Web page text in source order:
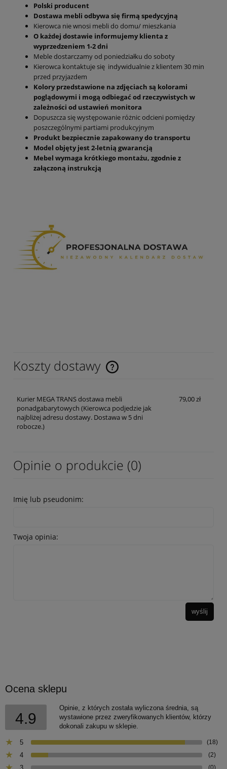
Polski producent
Dostawa mebli odbywa się firmą spedycyjną
Kierowca nie wnosi mebli do domu/ mieszkania
O każdej dostawie informujemy klienta z
wyprzedzeniem 1-2 dni
Meble dostarczamy od poniedziałku do soboty
Kierowca kontaktuje się indywidualnie z klientem 30 min
przed przyjazdem
Kolory przedstawione na zdjęciach są kolorami
poglądowymi i mogą odbiegać od rzeczywistych w
zależności od ustawień monitora
Dopuszcza się występowanie różnic odcieni pomiędzy
poszczególnymi partiami produkcyjnym
Produkt bezpiecznie zapakowany do transportu
Model objęty jest 2-letnią gwarancją
Mebel wymaga krótkiego montażu, zgodnie z
załączoną instrukcją
Koszty dostawy
Cena nie zawiera ewentualnych kosztów płatności
Kurier MEGA TRANS dostawa mebli
ponadgabarytowych (Kierowca podjedzie jak
najbliżej adresu dostawy. Dostawa w 5 dni
robocze.)
79,00 zł
Opinie o produkcie (0)
Imię lub pseudonim:
Twoja opinia:
wyślij
Ocena sklepu
4.9
Opinie, z których została wyliczona średnia, są
wystawione przez zweryfikowanych klientów, którzy
dokonali zakupu w sklepie.
5 (18)
4 (2)
(0)